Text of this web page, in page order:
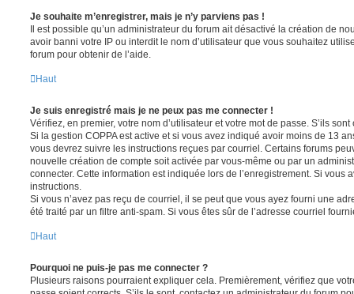
Je souhaite m’enregistrer, mais je n’y parviens pas !
Il est possible qu’un administrateur du forum ait désactivé la création de
avoir banni votre IP ou interdit le nom d’utilisateur que vous souhaitez
forum pour obtenir de l’aide.
Haut
Je suis enregistré mais je ne peux pas me connecter !
Vérifiez, en premier, votre nom d’utilisateur et votre mot de passe. S’ils
Si la gestion COPPA est active et si vous avez indiqué avoir moins de 13
vous devrez suivre les instructions reçues par courriel. Certains forums
nouvelle création de compte soit activée par vous-même ou par un
connecter. Cette information est indiquée lors de l’enregistrement. Si vous
instructions.
Si vous n’avez pas reçu de courriel, il se peut que vous ayez fourni une
été traité par un filtre anti-spam. Si vous êtes sûr de l’adresse courriel
Haut
Pourquoi ne puis-je pas me connecter ?
Plusieurs raisons pourraient expliquer cela. Premièrement, vérifiez que